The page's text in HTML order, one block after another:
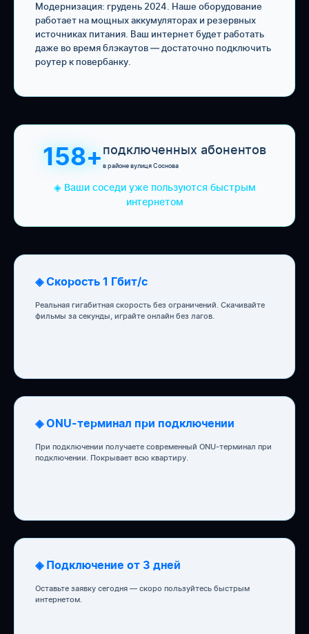
Модернизация: грудень 2024. Наше оборудование
работает на мощных аккумуляторах и резервных
источниках питания. Ваш интернет будет работать
даже во время блэкаутов — достаточно подключить
роутер к повербанку.
158+подключенных абонентов
в районе вулиця Соснова
◈ Ваши соседи уже пользуются быстрым
интернетом
◈ Скорость 1 Гбит/с
Реальная гигабитная скорость без ограничений. Скачивайте
фильмы за секунды, играйте онлайн без лагов.
◈ ONU-терминал при подключении
При подключении получаете современный ONU-терминал при
подключении. Покрывает всю квартиру.
◈ Подключение от 3 дней
Оставьте заявку сегодня — скоро пользуйтесь быстрым
интернетом.